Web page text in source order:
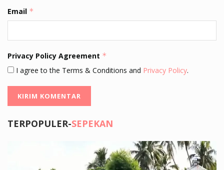
Email *
Privacy Policy Agreement *
I agree to the Terms & Conditions and Privacy Policy.
TERPOPULER-SEPEKAN